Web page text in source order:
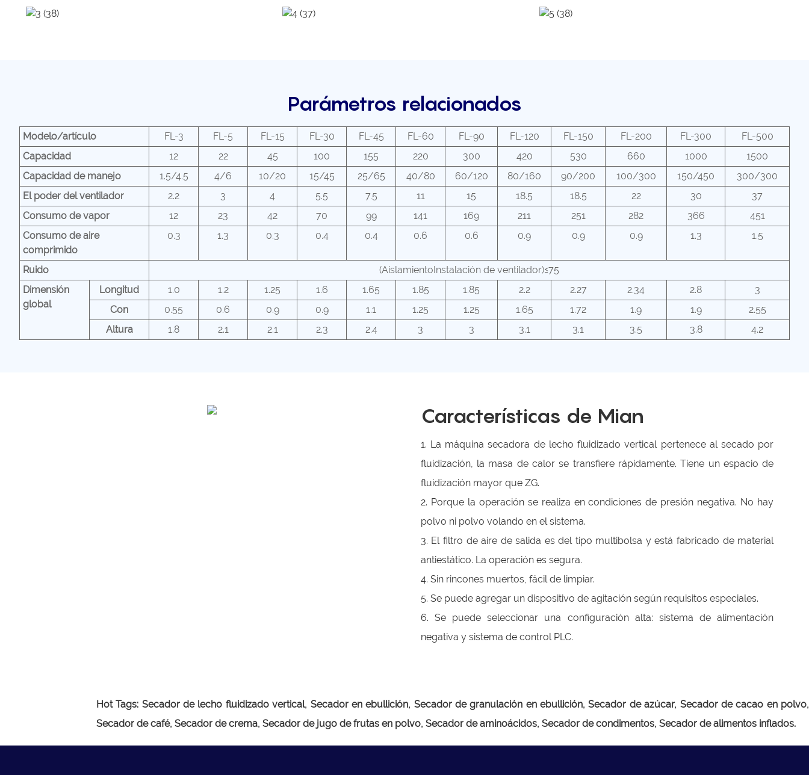
Parámetros relacionados
Modelo/artículo FL-3 FL-5 FL-15 FL-30 FL-45 FL-60 FL-90 FL-120 FL-150 FL-200 FL-300
FL-500
Capacidad
12 22 45 100 155 220 300 420 530 660 1000
1500
Capacidad de manejo
1.5/4.5 4/6 10/20 15/45 25/65 40/80 60/120 80/160 90/200 100/300 150/450
300/300
El poder del ventilador
2.2 3 4 5.5 7.5 11 15 18.5 18.5 22 30
37
Consumo de vapor
12 23 42 70 99 141 169 211 251 282 366
451
Consumo de aire
comprimido
0.3 1.3 0.3 0.4 0.4 0.6 0.6 0.9 0.9 0.9 1.3 1.5
Ruido
(AislamientoInstalación de ventilador)≤75
Dimensión
global
Longitud 1.0 1.2 1.25 1.6 1.65 1.85 1.85 2.2 2.27 2.34 2.8
3
Con
0.55 0.6 0.9 0.9 1.1 1.25 1.25 1.65 1.72 1.9 1.9
2.55
Altura
1.8 2.1 2.1 2.3 2.4 3 3 3.1 3.1 3.5 3.8 4.2
Características de Mian
1. La máquina secadora de lecho fluidizado vertical pertenece al secado por
fluidización, la masa de calor se transfiere rápidamente. Tiene un espacio de
fluidización mayor que ZG.
2. Porque la operación se realiza en condiciones de presión negativa. No hay
polvo ni polvo volando en el sistema.
3. El filtro de aire de salida es del tipo multibolsa y está fabricado de material
antiestático. La operación es segura.
4. Sin rincones muertos, fácil de limpiar.
5. Se puede agregar un dispositivo de agitación según requisitos especiales.
6. Se puede seleccionar una configuración alta: sistema de alimentación
negativa y sistema de control PLC.
Hot Tags: Secador de lecho fluidizado vertical, Secador en ebullición, Secador de granulación en ebullición, Secador de azúcar, Secador de cacao en polvo,
Secador de café, Secador de crema, Secador de jugo de frutas en polvo, Secador de aminoácidos, Secador de condimentos, Secador de alimentos inflados.